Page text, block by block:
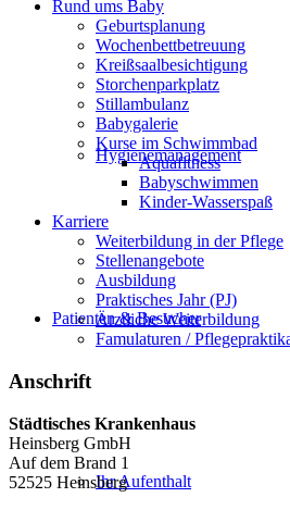
Hygienemanagement
Patienten & Besucher
Ihr Aufenthalt
Rund ums Baby
Geburtsplanung
Wochenbettbetreuung
Kreißsaalbesichtigung
Storchenparkplatz
Stillambulanz
Babygalerie
Kurse im Schwimmbad
Aquafitness
Babyschwimmen
Kinder-Wasserspaß
Karriere
Weiterbildung in der Pflege
Stellenangebote
Ausbildung
Praktisches Jahr (PJ)
Ärztliche Weiterbildung
Famulaturen /
Anschrift
Städtisches Krankenhaus
Heinsberg GmbH
Auf dem Brand 1
52525 Heinsberg